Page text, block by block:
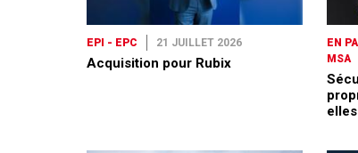
EPI - EPC 21 JUILLET 2026
Acquisition pour Rubix
EN
MSA